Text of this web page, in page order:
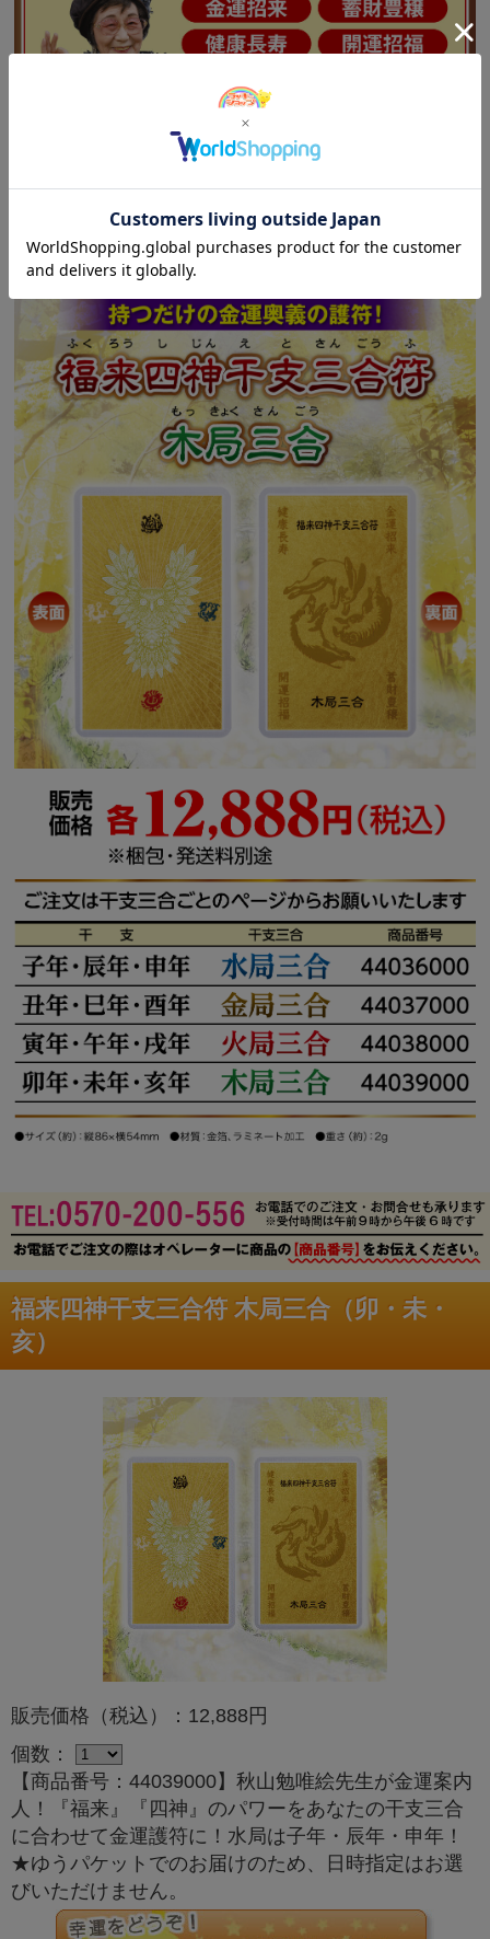
福来四神干支三合符 木局三合（卯・未・
亥）
販売価格（税込）：12,888円
個数：
【商品番号：44039000】秋山勉唯絵先生が金運案内
人！『福来』『四神』のパワーをあなたの干支三合
に合わせて金運護符に！水局は子年・辰年・申年！
★ゆうパケットでのお届けのため、日時指定はお選
びいただけません。